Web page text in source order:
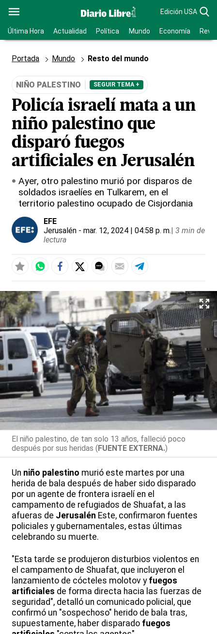
Edición USA
Última Hora Actualidad Política Mundo Economía
Portada Mundo Resto del mundo
NIÑO PALESTINO SEGUIR TEMA +
Policía israelí mata a un
niño palestino que
disparó fuegos
artificiales en Jerusalén
Ayer, otro palestino murió por disparos de
soldados israelíes en Tulkarem, en el
territorio palestino ocupado de Cisjordania
EFE
Jerusalén - mar. 12, 2024 | 04:58 p. m.| 3 min de
lectura
El niño palestino, de tan solo 13 años, falleció poco
después por sus heridas (FUENTE EXTERNA.)
Un niño palestino murió este martes por una
herida de bala después de haber sido disparado
por un agente de frontera israelí en el
campamento de refugiados de Shuafat, a las
afueras de Jerusalén Este, confirmaron fuentes
policiales y gubernamentales, estas últimas
celebrando su muerte.
"Esta tarde se produjeron disturbios violentos en
el campamento de Shuafat, que incluyeron el
lanzamiento de cócteles molotov y fuegos
artificiales de forma directa hacia las fuerzas de
seguridad", detalló un comunicado policial, que
confirmó un "sospechoso" herido de bala tras,
supuestamente, haber disparado fuegos